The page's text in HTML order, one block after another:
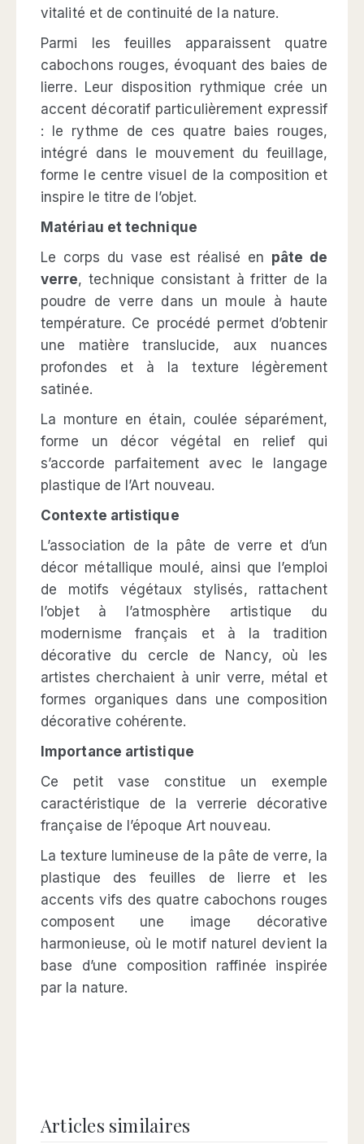
vitalité et de continuité de la nature.
Parmi les feuilles apparaissent quatre
cabochons rouges, évoquant des baies de
lierre. Leur disposition rythmique crée un
accent décoratif particulièrement expressif
: le rythme de ces quatre baies rouges,
intégré dans le mouvement du feuillage,
forme le centre visuel de la composition et
inspire le titre de l’objet.
Matériau et technique
Le corps du vase est réalisé en pâte de
verre, technique consistant à fritter de la
poudre de verre dans un moule à haute
température. Ce procédé permet d’obtenir
une matière translucide, aux nuances
profondes et à la texture légèrement
satinée.
La monture en étain, coulée séparément,
forme un décor végétal en relief qui
s’accorde parfaitement avec le langage
plastique de l’Art nouveau.
Contexte artistique
L’association de la pâte de verre et d’un
décor métallique moulé, ainsi que l’emploi
de motifs végétaux stylisés, rattachent
l’objet à l’atmosphère artistique du
modernisme français et à la tradition
décorative du cercle de Nancy, où les
artistes cherchaient à unir verre, métal et
formes organiques dans une composition
décorative cohérente.
Importance artistique
Ce petit vase constitue un exemple
caractéristique de la verrerie décorative
française de l’époque Art nouveau.
La texture lumineuse de la pâte de verre, la
plastique des feuilles de lierre et les
accents vifs des quatre cabochons rouges
composent une image décorative
harmonieuse, où le motif naturel devient la
base d’une composition raffinée inspirée
par la nature.
Articles similaires